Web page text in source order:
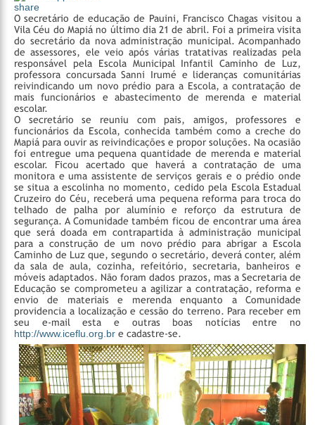
share
O secretário de educação de Pauini, Francisco Chagas visitou a
Vila Céu do Mapiá no último dia 21 de abril. Foi a primeira visita
do secretário da nova administração municipal. Acompanhado
de assessores, ele veio após várias tratativas realizadas pela
responsável pela Escola Municipal Infantil Caminho de Luz,
professora concursada Sanni Irumé e lideranças comunitárias
reivindicando um novo prédio para a Escola, a contratação de
mais funcionários e abastecimento de merenda e material
escolar.
O secretário se reuniu com pais, amigos, professores e
funcionários da Escola, conhecida também como a creche do
Mapiá para ouvir as reivindicações e propor soluções. Na ocasião
foi entregue uma pequena quantidade de merenda e material
escolar. Ficou acertado que haverá a contratação de uma
monitora e uma assistente de serviços gerais e o prédio onde
se situa a escolinha no momento, cedido pela Escola Estadual
Cruzeiro do Céu, receberá uma pequena reforma para troca do
telhado de palha por alumínio e reforço da estrutura de
segurança. A Comunidade também ficou de encontrar uma área
que será doada em contrapartida à administração municipal
para a construção de um novo prédio para abrigar a Escola
Caminho de Luz que, segundo o secretário, deverá conter, além
da sala de aula, cozinha, refeitório, secretaria, banheiros e
móveis adaptados. Não foram dados prazos, mas a Secretaria de
Educação se comprometeu a agilizar a contratação, reforma e
envio de materiais e merenda enquanto a Comunidade
providencia a localização e cessão do terreno. Para receber em
seu e-mail esta e outras boas notícias entre no
http://www.iceflu.org.br e cadastre-se.